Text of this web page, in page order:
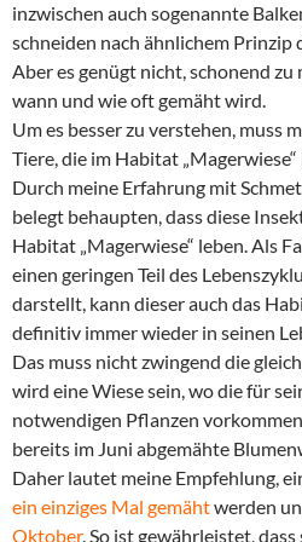
inzwischen auch sogenannte
schneiden nach ähnlichem Prinzip
Aber es genügt nicht, schonend zu
wann und wie oft gemäht wird.
Um es besser zu verstehen, muss
Tiere, die im Habitat
Durch meine Erfahrung mit
belegt behaupten, dass diese
Habitat „Magerwiese“ leben. Als
einen geringen Teil des
darstellt, kann dieser auch das
definitiv immer wieder in seinen
Das muss nicht zwingend die
wird eine Wiese sein, wo die für
notwendigen Pflanzen
bereits im Juni abgemähte
Daher lautet meine Empfehlung,
ein einziges Mal gemähtwerden
Oktober. So ist gewährleistet,